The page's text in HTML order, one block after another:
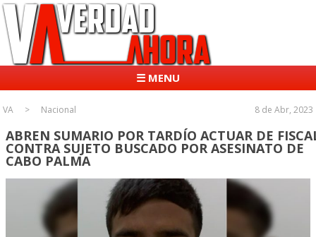
☰ MENU
VA Nacional 8 de Abr, 2023
ABREN SUMARIO POR TARDÍO ACTUAR DE
CONTRA SUJETO BUSCADO POR ASESINATO DE
CABO PALMA